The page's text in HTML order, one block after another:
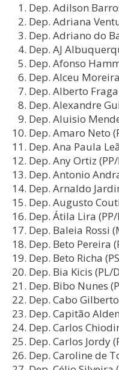
Dep. Adilson
Dep. Adriana
Dep. Adriano do
Dep. AJ
Dep. Afonso
Dep. Alceu
Dep. Alberto Fraga
Dep. Alexandre
Dep. Aluisio
Dep. Amaro Neto
Dep. Ana Paula
Dep. Any Ortiz (PP/
Dep. Antonio
Dep. Arnaldo
Dep. Augusto
Dep. Átila Lira (PP/
Dep. Baleia Rossi
Dep. Beto Pereira
Dep. Beto Richa
Dep. Bia Kicis (PL/
Dep. Bibo Nunes
Dep. Cabo
Dep. Capitão
Dep. Carlos
Dep. Carlos Jordy
Dep. Caroline de